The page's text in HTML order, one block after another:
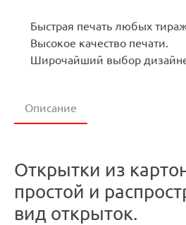
Быстрая печать любых
Высокое качество печати.
Широчайший выбор
Описание
Открытки из
простой и
вид открыток.